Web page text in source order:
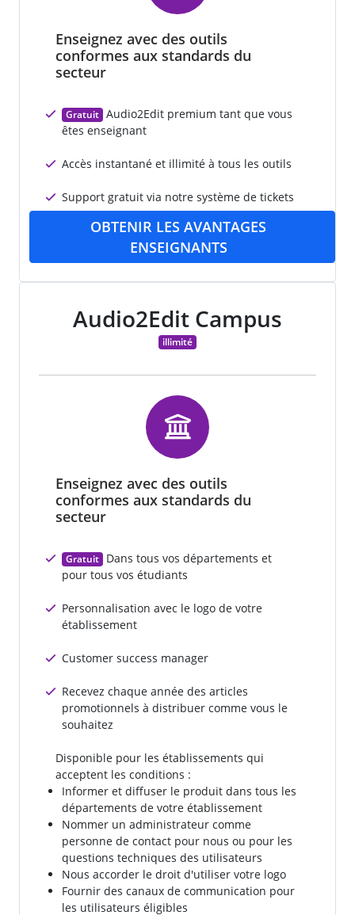
Enseignez avec des outils
conformes aux standards du
secteur
Gratuit Audio2Edit premium tant que vous
êtes enseignant
Accès instantané et illimité à tous les outils
Support gratuit via notre système de tickets
OBTENIR LES AVANTAGES
ENSEIGNANTS
Audio2Edit Campus
illimité
Enseignez avec des outils
conformes aux standards du
secteur
Gratuit Dans tous vos départements et
pour tous vos étudiants
Personnalisation avec le logo de votre
établissement
Customer success manager
Recevez chaque année des articles
promotionnels à distribuer comme vous le
souhaitez
Disponible pour les établissements qui
acceptent les conditions :
Informer et diffuser le produit dans tous les
départements de votre établissement
Nommer un administrateur comme
personne de contact pour nous ou pour les
questions techniques des utilisateurs
Nous accorder le droit d'utiliser votre logo
Fournir des canaux de communication pour
les utilisateurs éligibles